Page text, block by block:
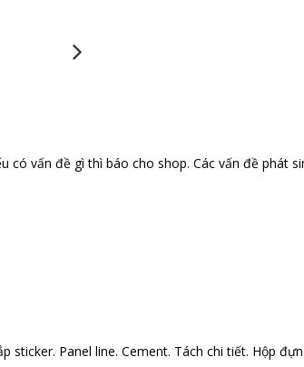
vấn đề gì thì báo cho shop. Các vấn đề phát
Panel line. Cement. Tách chi tiết. Hộp